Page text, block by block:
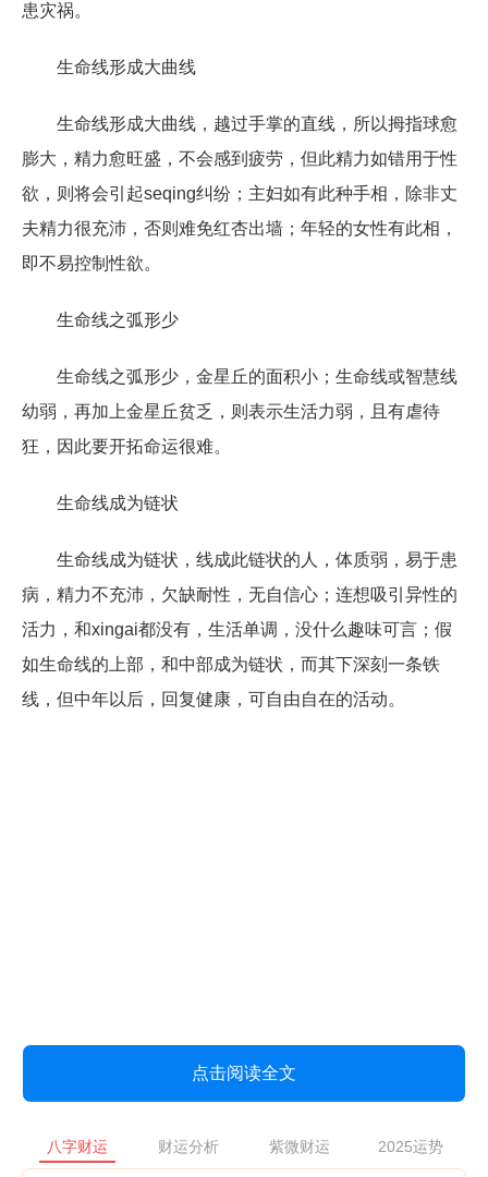
患灾祸。
生命线形成大曲线
生命线形成大曲线，越过手掌的直线，所以拇指球愈
膨大，精力愈旺盛，不会感到疲劳，但此精力如错用于性
欲，则将会引起seqing纠纷；主妇如有此种手相，除非丈
夫精力很充沛，否则难免红杏出墙；年轻的女性有此相，
即不易控制性欲。
生命线之弧形少
生命线之弧形少，金星丘的面积小；生命线或智慧线
幼弱，再加上金星丘贫乏，则表示生活力弱，且有虐待
狂，因此要开拓命运很难。
生命线成为链状
生命线成为链状，线成此链状的人，体质弱，易于患
病，精力不充沛，欠缺耐性，无自信心；连想吸引异性的
活力，和xingai都没有，生活单调，没什么趣味可言；假
如生命线的上部，和中部成为链状，而其下深刻一条铁
线，但中年以后，回复健康，可自由自在的活动。
点击阅读全文
八字财运 财运分析 紫微财运 2025运势